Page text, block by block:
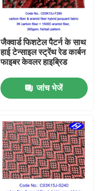
जैक्वार्ड फिशटेल पैटर्न के साथ
हाई टेन्साइल स्ट्रेंथ रेड कार्बन
फाइबर केवलर हाइब्रिड
जांच भेजें